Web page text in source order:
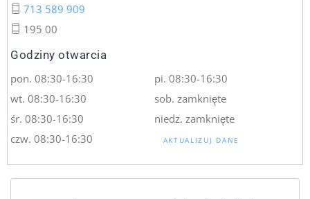
713 589 909
195 00
Godziny otwarcia
pon. 08:30-16:30
wt. 08:30-16:30
śr. 08:30-16:30
czw. 08:30-16:30
pi. 08:30-16:30
sob. zamknięte
niedz. zamknięte
AKTUALIZUJ DANE